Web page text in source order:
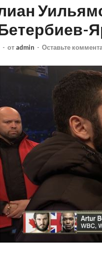
- от admin - Оставьте